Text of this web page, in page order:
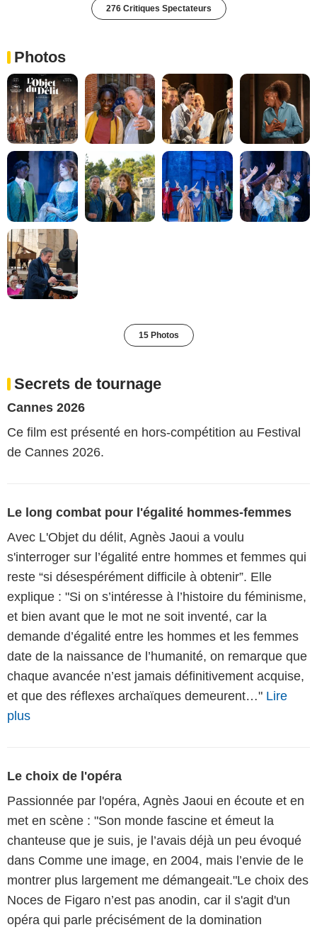
276 Critiques Spectateurs
Photos
15 Photos
Secrets de tournage
Cannes 2026
Ce film est présenté en hors-compétition au Festival
de Cannes 2026.
Le long combat pour l'égalité hommes-femmes
Avec L'Objet du délit, Agnès Jaoui a voulu
s'interroger sur l’égalité entre hommes et femmes qui
reste “si désespérément difficile à obtenir”. Elle
explique : "Si on s’intéresse à l’histoire du féminisme,
et bien avant que le mot ne soit inventé, car la
demande d’égalité entre les hommes et les femmes
date de la naissance de l’humanité, on remarque que
chaque avancée n’est jamais définitivement acquise,
et que des réflexes archaïques demeurent…" Lire
plus
Le choix de l'opéra
Passionnée par l'opéra, Agnès Jaoui en écoute et en
met en scène : "Son monde fascine et émeut la
chanteuse que je suis, je l’avais déjà un peu évoqué
dans Comme une image, en 2004, mais l’envie de le
montrer plus largement me démangeait."Le choix des
Noces de Figaro n’est pas anodin, car il s'agit d'un
opéra qui parle précisément de la domination